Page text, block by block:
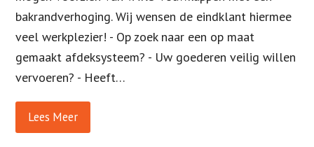
bakrandverhoging. Wij wensen de eindklant hiermee
veel werkplezier! - Op zoek naar een op maat
gemaakt afdeksysteem? - Uw goederen veilig willen
vervoeren? - Heeft…
Lees Meer